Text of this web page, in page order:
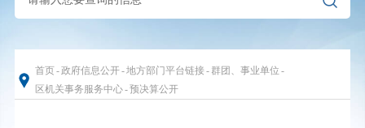
首页-政府信息公开-地方部门平台链接- 群团、事业单位 -
区机关事务服务中心-预决算公开